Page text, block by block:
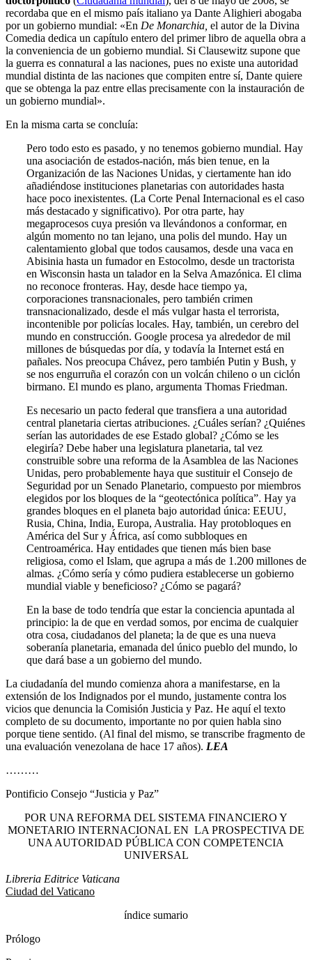
recordaba que en el mismo país italiano ya Dante Alighieri abogaba
por un gobierno mundial: «En De Monarchia, el autor de la Divina
Comedia dedica un capítulo entero del primer libro de aquella obra a
la conveniencia de un gobierno mundial. Si Clausewitz supone que
la guerra es connatural a las naciones, pues no existe una autoridad
mundial distinta de las naciones que compiten entre sí, Dante quiere
que se obtenga la paz entre ellas precisamente con la instauración de
un gobierno mundial».
En la misma carta se concluía:
Pero todo esto es pasado, y no tenemos gobierno mundial. Hay
una asociación de estados-nación, más bien tenue, en la
Organización de las Naciones Unidas, y ciertamente han ido
añadiéndose instituciones planetarias con autoridades hasta
hace poco inexistentes. (La Corte Penal Internacional es el caso
más destacado y significativo). Por otra parte, hay
megaprocesos cuya presión va llevándonos a conformar, en
algún momento no tan lejano, una polis del mundo. Hay un
calentamiento global que todos causamos, desde una vaca en
Abisinia hasta un fumador en Estocolmo, desde un tractorista
en Wisconsin hasta un talador en la Selva Amazónica. El clima
no reconoce fronteras. Hay, desde hace tiempo ya,
corporaciones transnacionales, pero también crimen
transnacionalizado, desde el más vulgar hasta el terrorista,
incontenible por policías locales. Hay, también, un cerebro del
mundo en construcción. Google procesa ya alrededor de mil
millones de búsquedas por día, y todavía la Internet está en
pañales. Nos preocupa Chávez, pero también Putin y Bush, y
se nos engurruña el corazón con un volcán chileno o un ciclón
birmano. El mundo es plano, argumenta Thomas Friedman.
Es necesario un pacto federal que transfiera a una autoridad
central planetaria ciertas atribuciones. ¿Cuáles serían? ¿Quiénes
serían las autoridades de ese Estado global? ¿Cómo se les
elegiría? Debe haber una legislatura planetaria, tal vez
construible sobre una reforma de la Asamblea de las Naciones
Unidas, pero probablemente haya que sustituir el Consejo de
Seguridad por un Senado Planetario, compuesto por miembros
elegidos por los bloques de la “geotectónica política”. Hay ya
grandes bloques en el planeta bajo autoridad única: EEUU,
Rusia, China, India, Europa, Australia. Hay protobloques en
América del Sur y África, así como subbloques en
Centroamérica. Hay entidades que tienen más bien base
religiosa, como el Islam, que agrupa a más de 1.200 millones de
almas. ¿Cómo sería y cómo pudiera establecerse un gobierno
mundial viable y beneficioso? ¿Cómo se pagará?
En la base de todo tendría que estar la conciencia apuntada al
principio: la de que en verdad somos, por encima de cualquier
otra cosa, ciudadanos del planeta; la de que es una nueva
soberanía planetaria, emanada del único pueblo del mundo, lo
que dará base a un gobierno del mundo.
La ciudadanía del mundo comienza ahora a manifestarse, en la
extensión de los Indignados por el mundo, justamente contra los
vicios que denuncia la Comisión Justicia y Paz. He aquí el texto
completo de su documento, importante no por quien habla sino
porque tiene sentido. (Al final del mismo, se transcribe fragmento de
una evaluación venezolana de hace 17 años). LEA
………
Pontificio Consejo “Justicia y Paz”
POR UNA REFORMA DEL SISTEMA FINANCIERO Y
MONETARIO INTERNACIONAL EN LA PROSPECTIVA DE
UNA AUTORIDAD PÚBLICA CON COMPETENCIA
UNIVERSAL
Libreria Editrice Vaticana
Ciudad del Vaticano
índice sumario
Prólogo